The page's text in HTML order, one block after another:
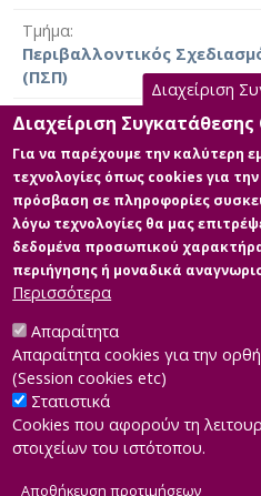
Τμήμα
Περιβαλλοντικός
(ΠΣΠ)
Ημερομηνία έργου
Γλώσσα του έργου
Ελληνικά| Αγγλικά
Άδεια
Items in Apothesis are
rights reserved, unless
Διαχείριση
Διαχείριση Συγκατάθεσης
Για να παρέχουμε την καλύτερη
τεχνολογίες όπως cookies για
πρόσβαση σε πληροφορίες
λόγω τεχνολογίες θα μας
δεδομένα προσωπικού
περιήγησης ή μοναδικά
Περισσότερα
Απαραίτητα
Απαραίτητα cookies για την
(Session cookies etc)
Στατιστικά
Cookies που αφορούν τη
στοιχείων του ιστότοπου.
Αποθήκευση προτιμήσεων